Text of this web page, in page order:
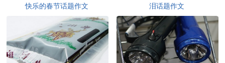
快乐的春节话题作文 泪话题作文